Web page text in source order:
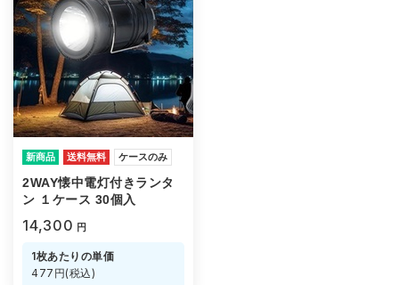
新商品 送料無料 ケースのみ
2WAY懐中電灯付きランタ
ン １ケース 30個入
14,300 円
1枚あたりの単価
477円(税込)